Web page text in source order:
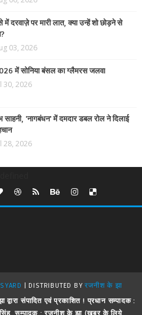
दरवाज़े पर मारी लात, क्या उन्हें शो छोड़ने से
03, 2026
में सोनिया बंसल का ग्लैमरस जलवा
30, 2026
साहनी, 'नागबंधन' में दमदार डबल रोल ने दिलाई
28, 2026
| DISTRIBUTED BYरजनीश के झा
द्वारा संपादित एवं प्रकाशित ! प्रधान सम्पादक :